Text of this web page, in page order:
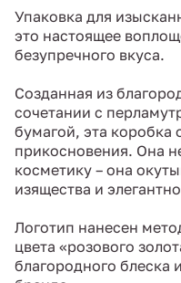
Упаковка для
это настоящее
безупречного вкуса.
Созданная из
сочетании с
бумагой, эта коробка
прикосновения. Она
косметику – она
изящества и
Логотип нанесен
цвета «розового
благородного блеска